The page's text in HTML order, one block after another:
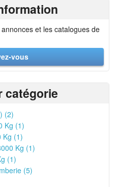
et les catalogues de
vous
catégorie
(2)
Kg (1)
Kg (1)
Kg (1)
(1)
(5)